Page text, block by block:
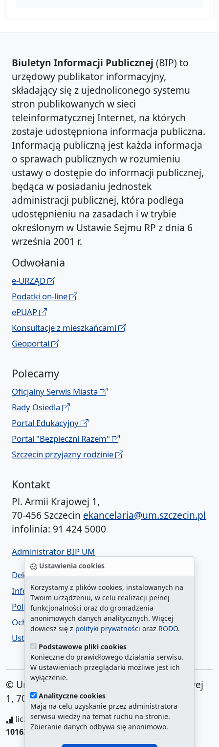
Ustawienia cookies
Korzystamy z plików cookies, instalowanych na
Twoim urządzeniu, w celu realizacji pełnej
funkcjonalności oraz do gromadzenia
anonimowych danych analitycznych. Więcej
dowiesz się z polityki prywatności oraz RODO.
Podstawowe pliki cookies
Konieczne do prawidłowego działania serwisu.
W ustawieniach przeglądarki możliwe jest ich
wyłączenie.
Analityczne cookies
Mają na celu uzyskanie przez administratora
serwisu wiedzy na temat ruchu na stronie.
Zbieranie danych odbywa się anonimowo.
Biuletyn Informacji Publicznej (BIP) to
urzędowy publikator informacyjny,
składający się z ujednoliconego systemu
stron publikowanych w sieci
teleinformatycznej Internet, na których
zostaje udostępniona informacja publiczna.
Informacją publiczną jest każda informacja
o sprawach publicznych w rozumieniu
ustawy o dostępie do informacji publicznej,
będąca w posiadaniu jednostek
administracji publicznej, która podlega
udostępnieniu na zasadach i w trybie
określonym w Ustawie Sejmu RP z dnia 6
września 2001 r.
Odwołania
e-URZĄD
Podatki on-line
ePUAP
Konsultacje z mieszkańcami
Geoportal
Polecamy
Oficjalny Serwis Miasta
Rady Osiedla
Portal Edukacyjny
Portal "Bezpieczni Razem"
Szczecin przyjazny rodzinie
Kontakt
Pl. Armii Krajowej 1,
70-456 Szczecin ekancelaria@um.szczecin.pl
infolinia: 91 424 5000
Administrator BIP UM
Deklaracja dostępności
Informacja o urzędzie w ETR
Polityka prywatności
Ochrona danych osobowych
Ustawienia cookies
© Urząd Miasta Szczecin. Plac Armii Krajowej
1, 70-456 Szczecin
liczba wyświetleń:208111433/ aktualna strona:
101636/najczęściej odwiedzane strony